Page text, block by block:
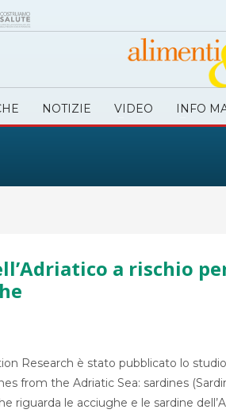
NOTIZIE VIDEO INFO
a rischio
Research è stato pubblicato lo
from the Adriatic Sea: sardines
riguarda le acciughe e le sardine